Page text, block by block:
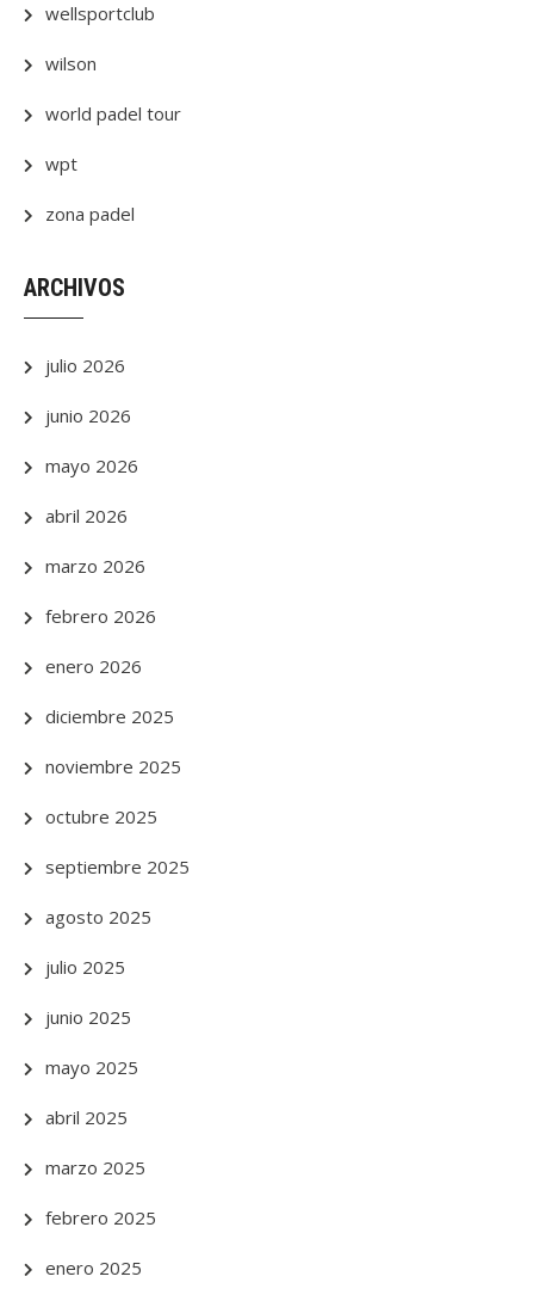
wellsportclub
wilson
world padel tour
wpt
zona padel
ARCHIVOS
julio 2026
junio 2026
mayo 2026
abril 2026
marzo 2026
febrero 2026
enero 2026
diciembre 2025
noviembre 2025
octubre 2025
septiembre 2025
agosto 2025
julio 2025
junio 2025
mayo 2025
abril 2025
marzo 2025
febrero 2025
enero 2025